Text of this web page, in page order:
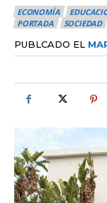
ECONOMÍA
PORTADA
SOCIEDAD
PUBLCADO EL